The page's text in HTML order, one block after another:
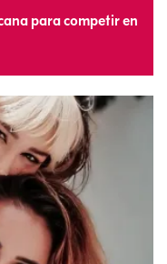
para competir en